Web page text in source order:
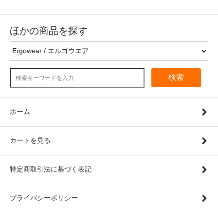
ほかの商品を探す
検索
ホーム
カートを見る
特定商取引法に基づく表記
プライバシーポリシー